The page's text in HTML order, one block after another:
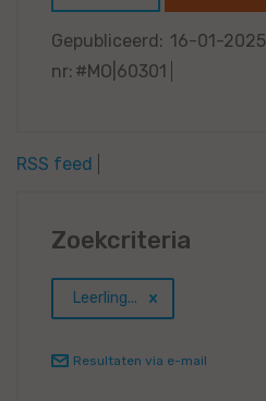
Gepubliceerd: 16-01-2025
nr: #MO|60301
RSS feed
Zoekcriteria
Leerling...
Resultaten via e-mail